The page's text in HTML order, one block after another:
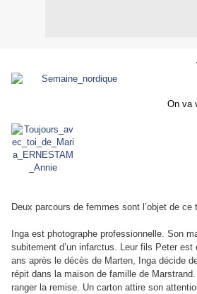
On va
Deux parcours de femmes sont l’objet de ce
Inga est photographe professionnelle. Son
subitement d’un infarctus. Leur fils Peter
ans après le décès de Marten, Inga décide
répit dans la maison de famille de
ranger la remise. Un carton attire son